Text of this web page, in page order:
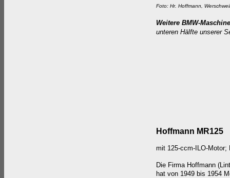
Foto: Hr. Hoffmann,
Weitere BMW-
unteren Hälfte unserer
Hoffmann MR125
mit 125-ccm-ILO-Motor;
Die Firma Hoffmann
hat von 1949 bis 1954